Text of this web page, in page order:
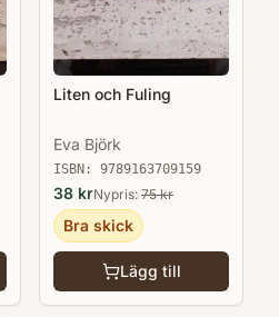
Liten och Fuling
Eva Björk
ISBN: 9789163709159
38 krNypris: 75kr
Bra skick
Lägg till